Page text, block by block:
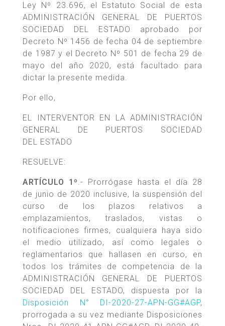
Ley Nº 23.696, el Estatuto Social de esta
ADMINISTRACIÓN GENERAL DE PUERTOS
SOCIEDAD DEL ESTADO aprobado por
Decreto Nº 1456 de fecha 04 de septiembre
de 1987 y el Decreto Nº 501 de fecha 29 de
mayo del año 2020, está facultado para
dictar la presente medida.
Por ello,
EL INTERVENTOR EN LA ADMINISTRACIÓN
GENERAL DE PUERTOS SOCIEDAD
DEL ESTADO
RESUELVE:
ARTÍCULO 1º.- Prorrógase hasta el día 28
de junio de 2020 inclusive, la suspensión del
curso de los plazos relativos a
emplazamientos, traslados, vistas o
notificaciones firmes, cualquiera haya sido
el medio utilizado, así como legales o
reglamentarios que hallasen en curso, en
todos los trámites de competencia de la
ADMINISTRACIÓN GENERAL DE PUERTOS
SOCIEDAD DEL ESTADO, dispuesta por la
Disposición N° DI-2020-27-APN-GG#AGP,
prorrogada a su vez mediante Disposiciones